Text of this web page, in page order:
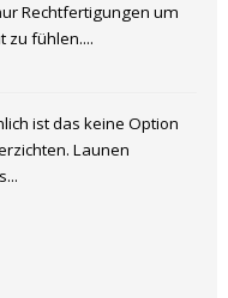
Rechtfertigungen um
zu fühlen....
ist das keine Option
Launen